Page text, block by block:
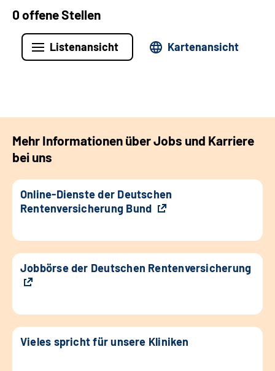
0 offene Stellen
Listenansicht Kartenansicht
Mehr Informationen über Jobs und Karriere
bei uns
Online-Dienste der Deutschen
Rentenversicherung Bund
Jobbörse der Deutschen Rentenversicherung
Vieles spricht für unsere Kliniken